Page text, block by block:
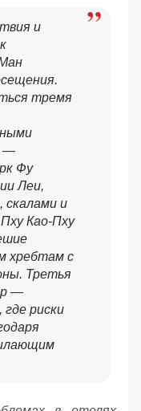
и
тремя
—
Фу
Леи,
и
Као-Пху
хребтам с
Третья
—
риски